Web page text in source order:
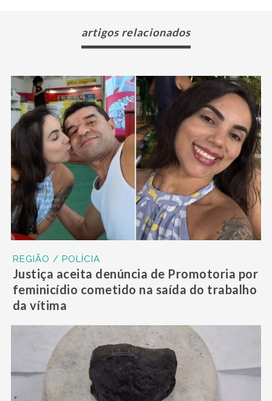
artigos relacionados
REGIÃO / POLÍCIA
Justiça aceita denúncia de Promotoria por
feminicídio cometido na saída do trabalho
da vítima